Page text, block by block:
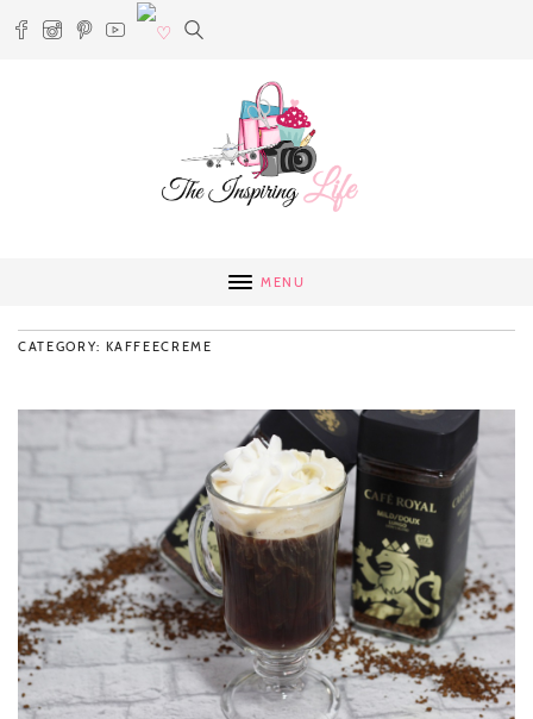
MENU
CATEGORY: KAFFEECREME